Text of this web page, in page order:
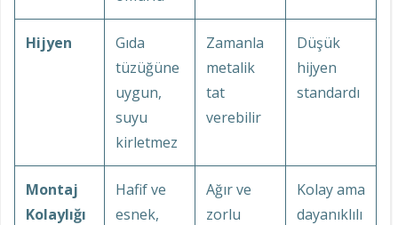
Hijyen
Gıda
tüzüğüne
uygun,
suyu
kirletmez
Zamanla
metalik
tat
verebilir
Düşük
hijyen
standardı
Montaj
Kolaylığı
Hafif ve
esnek,
Ağır ve
zorlu
Kolay ama
dayanıklılı